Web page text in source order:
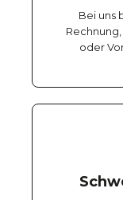
Bei uns
oder